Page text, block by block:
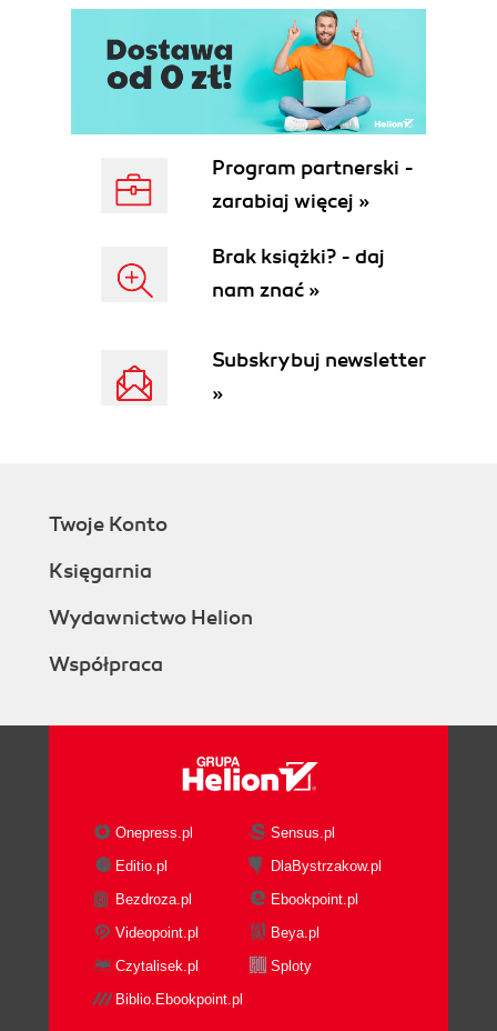
Program partnerski -
zarabiaj więcej »
Brak książki? - daj
nam znać »
Subskrybuj newsletter
»
Twoje Konto
Księgarnia
Wydawnictwo Helion
Współpraca
Onepress.pl
Sensus.pl
Editio.pl
DlaBystrzakow.pl
Bezdroza.pl
Ebookpoint.pl
Videopoint.pl
Beya.pl
Czytalisek.pl
Sploty
Biblio.Ebookpoint.pl